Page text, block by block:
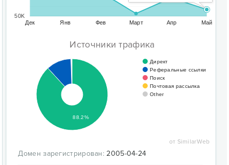
Дек Янв Фев Март Апр Май
50K
Источники трафика
Директ
Реферальные ссылки
Поиск
Почтовая рассылка
Other
88.2%
от SimilarWeb
Домен зарегистрирован: 2005-04-24